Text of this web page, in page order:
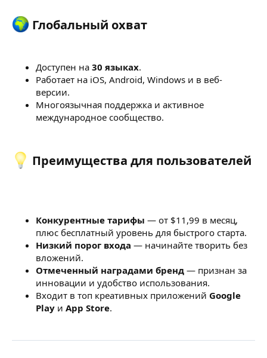
Глобальный охват​
Доступен на 30 языках.
Работает на iOS, Android, Windows и в веб-
версии.
Многоязычная поддержка и активное
международное сообщество.
Преимущества для пользователей​
Конкурентные тарифы — от $11,99 в месяц,
плюс бесплатный уровень для быстрого старта.
Низкий порог входа — начинайте творить без
вложений.
Отмеченный наградами бренд — признан за
инновации и удобство использования.
Входит в топ креативных приложений Google
Play и App Store.